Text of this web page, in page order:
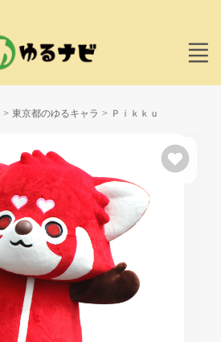
東京都のゆるキャラ Ｐｉｋｋｕ